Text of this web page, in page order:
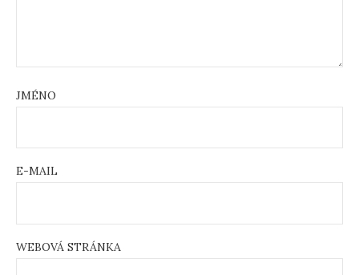
JMÉNO
E-MAIL
WEBOVÁ STRÁNKA